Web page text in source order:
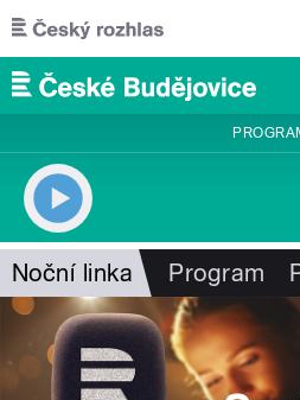
Přejít k hlavnímu obsahu
Noční linka Program